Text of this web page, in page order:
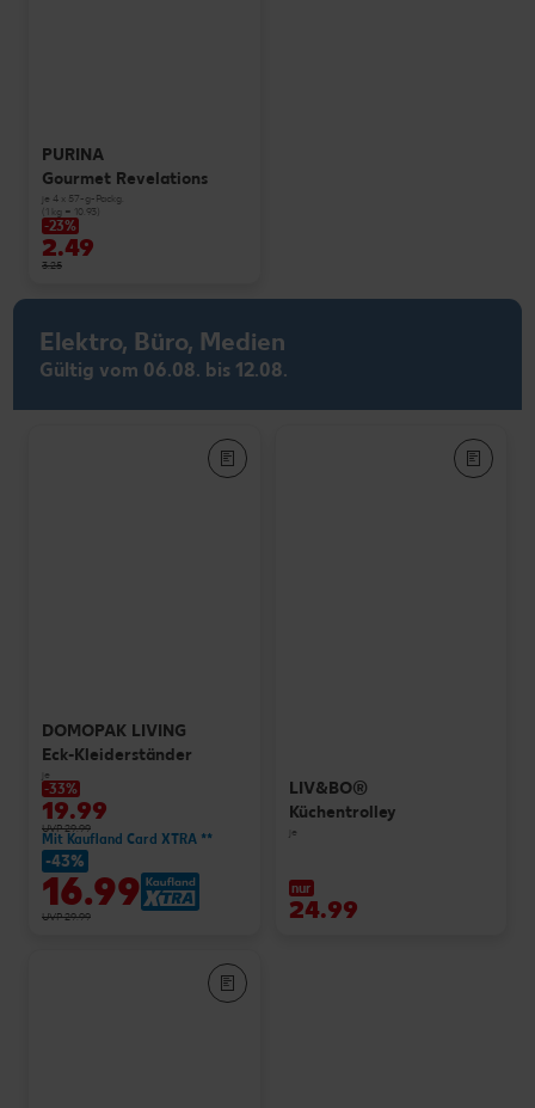
PURINA
Gourmet Revelations
je 4 x 57-g-Packg.
(1 kg = 10.93)
-23%
2.49
3.25
Elektro, Büro, Medien
Gültig vom 06.08. bis 12.08.
DOMOPAK LIVING
Eck-Kleiderständer
je
-33%
19.99
UVP 29.99
Mit Kaufland Card XTRA **
-43%
16.99
UVP 29.99
LIV&BO®
Küchentrolley
je
nur
24.99